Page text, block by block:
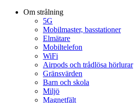
Om strålning
5G
Mobilmaster, basstationer
Elmätare
Mobiltelefon
WiFi
Airpods och trådlösa hörlurar
Gränsvärden
Barn och skola
Miljö
Magnetfält